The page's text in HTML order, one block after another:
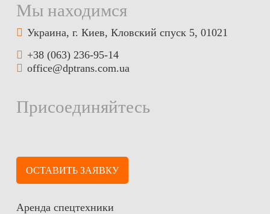
Мы находимся
Украина, г. Киев, Кловский спуск 5, 01021
+38 (063) 236-95-14
office@dptrans.com.ua
Присоединяйтесь
ОСТАВИТЬ ЗАЯВКУ
Аренда спецтехники